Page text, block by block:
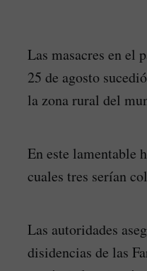
Las masacres en el
25 de agosto
la zona rural del
En este lamentable
cuales tres serían
Las autoridades
disidencias de las